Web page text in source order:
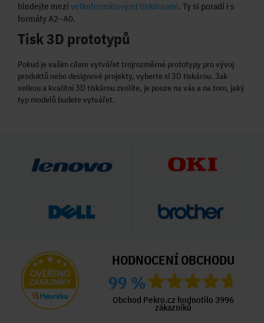
hledejte mezi velkoformátovými tiskárnami. Ty si poradí i s
formáty A2–A0.
Tisk 3D prototypů
Pokud je vaším cílem vytvářet trojrozměrné prototypy pro vývoj
produktů nebo designové projekty, vyberte si 3D tiskárnu. Jak
velkou a kvalitní 3D tiskárnu zvolíte, je pouze na vás a na tom, jaký
typ modelů budete vytvářet.
HODNOCENÍ OBCHODU
99 %
Obchod Pekro.cz hodnotilo 3996
zákazníků